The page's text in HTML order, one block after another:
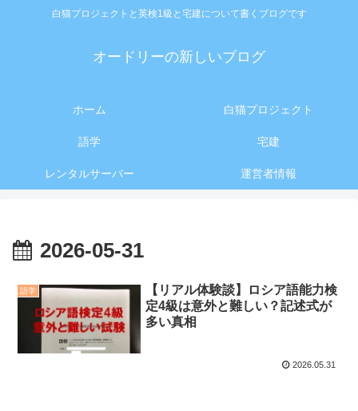
白猫プロジェクトと英検1級と宅建について書くブログです
オードリーの新しいブログ
ホーム 白猫プロジェクト
語学 宅建
レンタルサーバー 運営者情報
2026-05-31
語学
【リアル体験談】ロシア語能力検
定4級は意外と難しい？記述式が
多い真相
2026.05.31